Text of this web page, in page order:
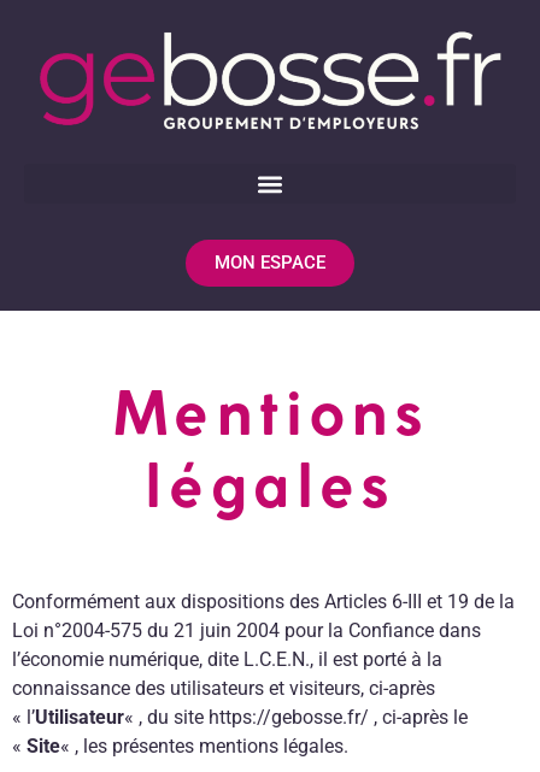
MON ESPACE
Mentions
légales
Conformément aux dispositions des Articles 6-III et 19 de la
Loi n°2004-575 du 21 juin 2004 pour la Confiance dans
l’économie numérique, dite L.C.E.N., il est porté à la
connaissance des utilisateurs et visiteurs, ci-après
« l’Utilisateur« , du site https://gebosse.fr/ , ci-après le
« Site« , les présentes mentions légales.